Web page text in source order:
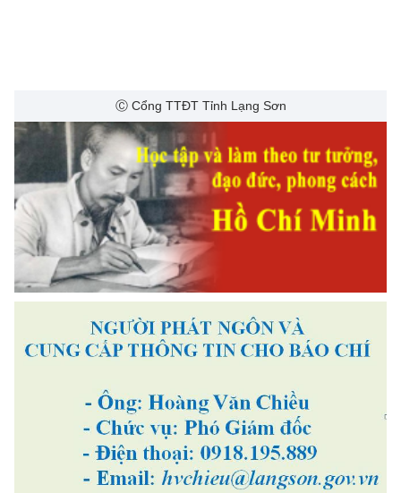
Ⓒ Cổng TTĐT Tỉnh Lạng Sơn